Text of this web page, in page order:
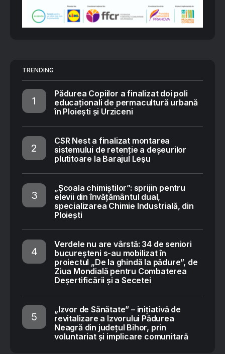
TRENDING
Pădurea Copiilor a finalizat doi poli
educaționali de permacultură urbană
în Ploiești și Urziceni
CSR Nest a finalizat montarea
sistemului de retenție a deșeurilor
plutitoare la Barajul Leșu
„Școala chimiștilor”: sprijin pentru
elevii din învățământul dual,
specializarea Chimie Industrială, din
Ploiești
Verdele nu are vârstă: 34 de seniori
bucureșteni s-au mobilizat în
proiectul „De la ghindă la pădure”, de
Ziua Mondială pentru Combaterea
Deșertificării și a Secetei
„Izvor de Sănătate” – inițiativă de
revitalizare a Izvorului Pădurea
Neagră din județul Bihor, prin
voluntariat și implicare comunitară